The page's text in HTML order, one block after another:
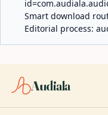
Smart download
Editorial process:
Audiala